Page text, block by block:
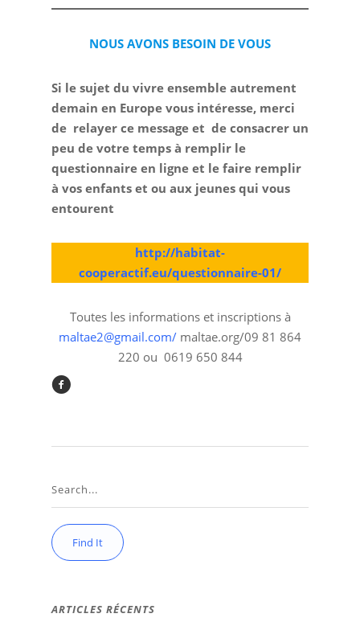
NOUS AVONS BESOIN DE VOUS
Si le sujet du vivre ensemble autrement
demain en Europe vous intéresse, merci
de relayer ce message et de consacrer un
peu de votre temps à remplir le
questionnaire en ligne et le faire remplir
à vos enfants et ou aux jeunes qui vous
entourent
http://habitat-
cooperactif.eu/questionnaire-01/
Toutes les informations et inscriptions à
maltae2@gmail.com/ maltae.org/09 81 864
220 ou 0619 650 844
ARTICLES RÉCENTS